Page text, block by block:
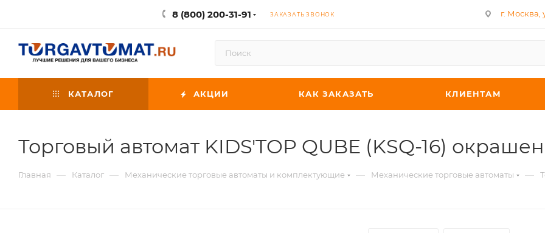
8 (800) 200-31-91 ЗАКАЗАТЬ ЗВОНОК г. Москва,
КАТАЛОГ АКЦИИ КАК ЗАКАЗАТЬ КЛИЕНТАМ
Торговый автомат KIDS'TOP QUBE (KSQ-16)
Главная — Каталог — Механические торговые автоматы и комплектующие — Механические торговые автоматы —